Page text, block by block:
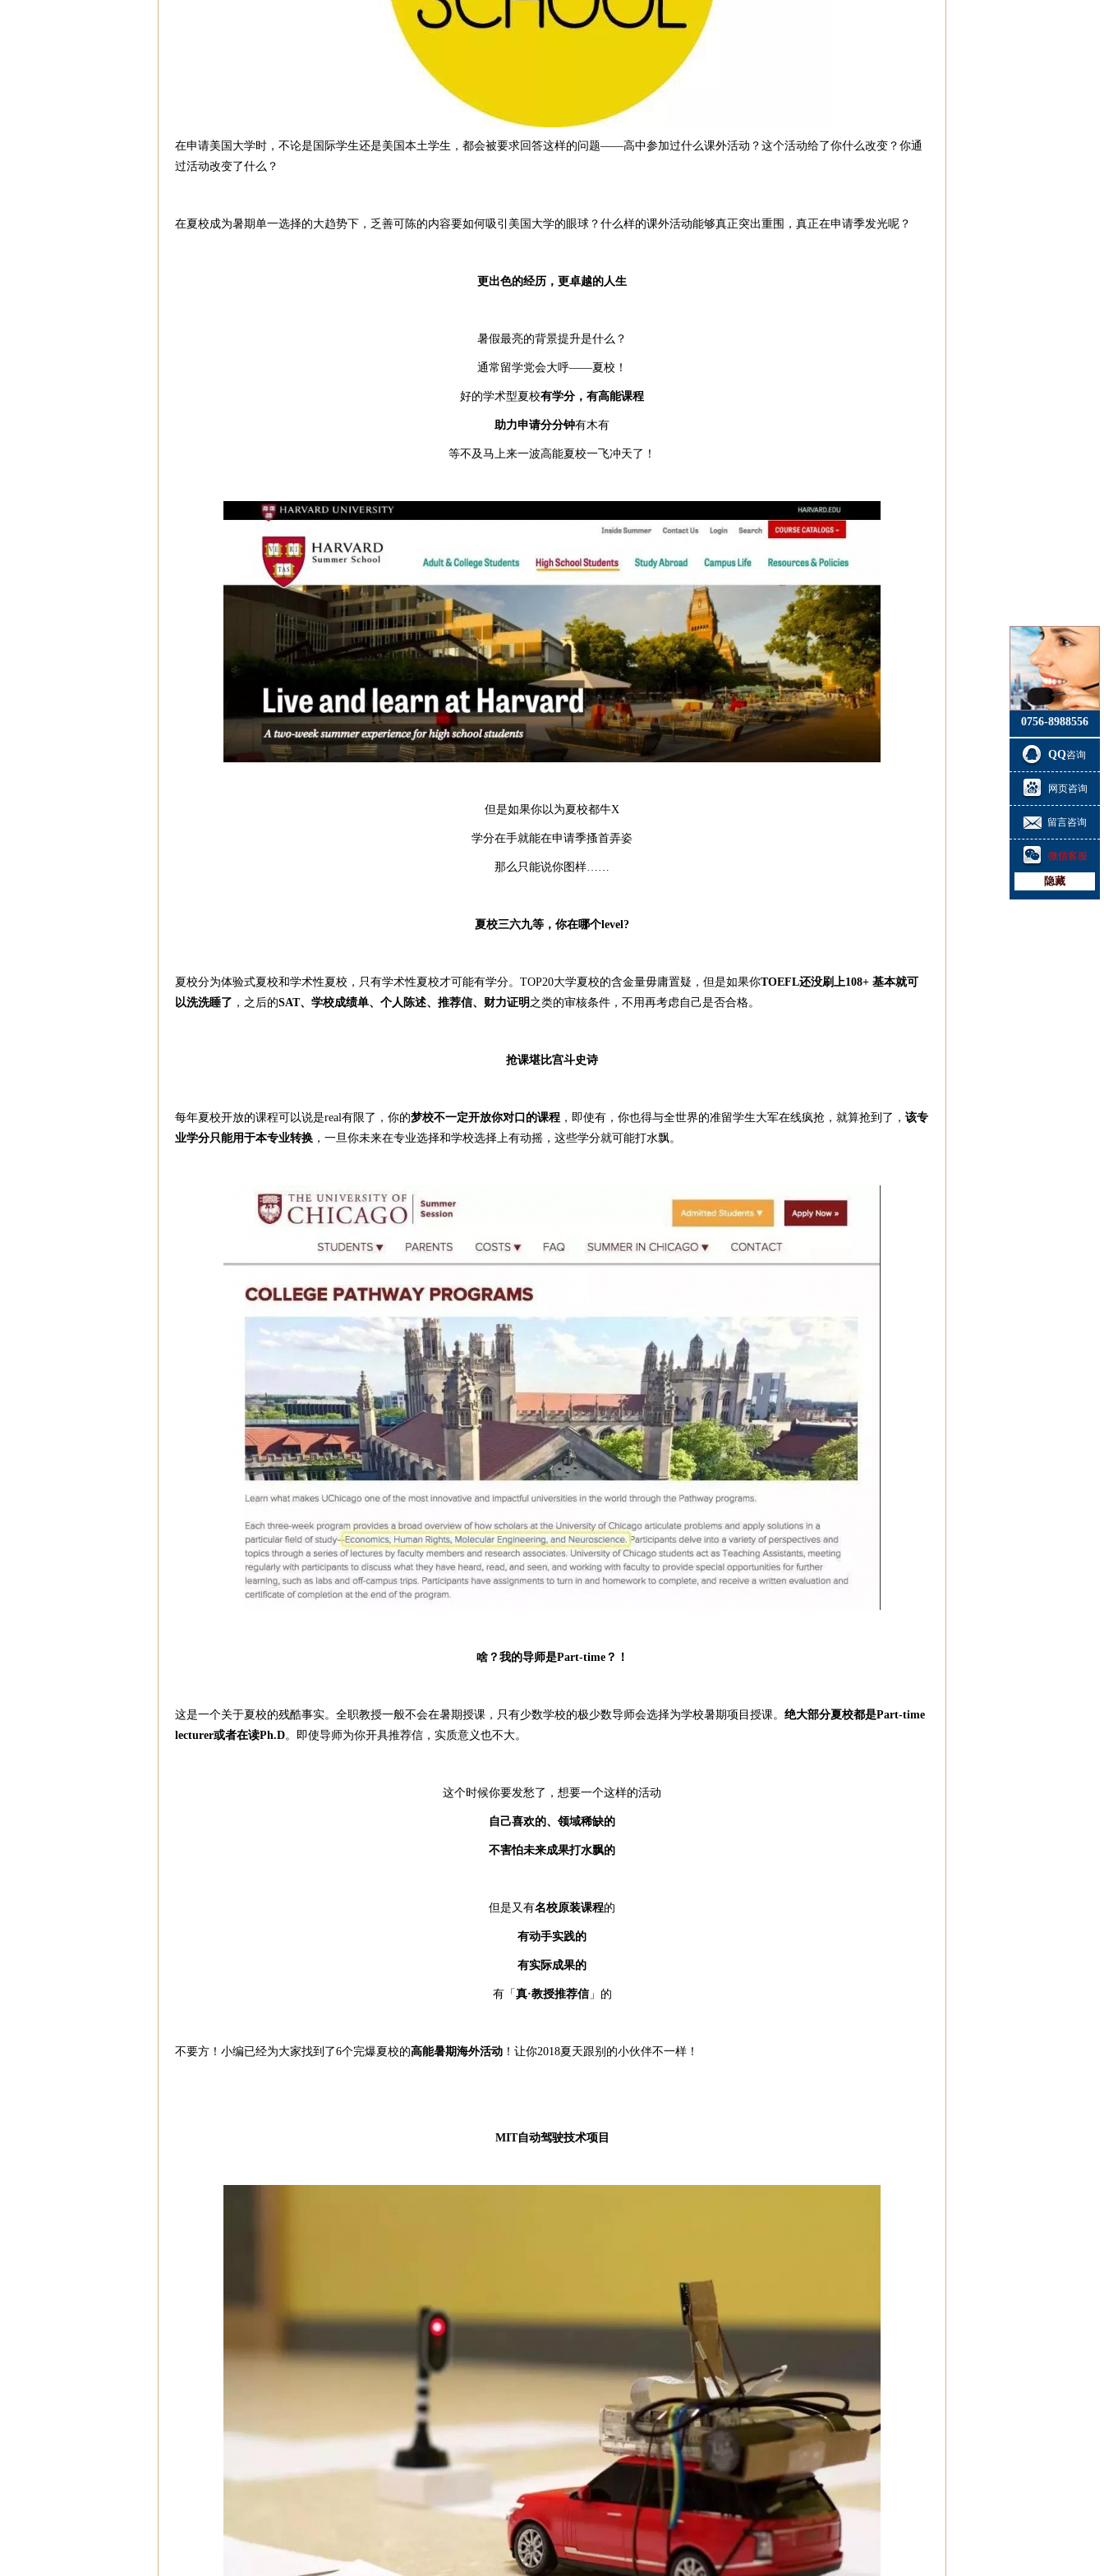
0756-8988556
QQ咨询
网页咨询
留言咨询
微信客服
隐藏
在申请美国大学时，不论是国际学生还是美国本土学生，都会被要求回答这样的问题——高中参加过什么课外活动？这个活动给了你什么改变？你通
过活动改变了什么？
在夏校成为暑期单一选择的大趋势下，乏善可陈的内容要如何吸引 美国大学的眼球？什么样的课外活动能够真正突出重围，真正在申请季发光呢？
更出色的经历，更卓越的人生
暑假最亮的背景提升是什么？
通常留学党会大呼——夏校！
好的学术型夏校有学分，有高能课程
助力申请分分钟有木有
等不及马上来一波高能夏校一飞冲天了！
但是如果你以为夏校都牛X
学分在手就能在申请季搔首弄姿
那么只能说你图样……
夏校三六九等，你在哪个level?
夏校分为体验式夏校和学术性夏校，只有学术性夏校才可能有学分。TOP20大学夏校的含金量毋庸置疑，但是如果你TOEFL还没刷上108+ 基本就可
以洗洗睡了 ，之后的SAT、学校成绩单、个人陈述、推荐信、财力证明 之类的审核条件，不用再考虑自己是否合格。
抢课堪比宫斗史诗
每年夏校开放的课程可以说是real有限了，你的梦校不一定开放你对口的课程 ，即使有，你也得与全世界的准留学生大军在线疯抢，就算抢到了， 该专
业学分只能用于本专业转换 ，一旦你未来在专业选择和学校选择上有动摇，这些学分就可能打水飘。
啥？我的导师是Part-time？！
这是一个关于夏校的残酷事实。全职教授一般不会在暑期授课，只有少数学校的极少数导师会选择为学校暑期项目授课。 绝大部分夏校都是Part-time
lecturer或者在读Ph.D。即使导师为你开具推荐信，实质意义也不大。
这个时候你要发愁了，想要一个这样的活动
自己喜欢的、领域稀缺的
不害怕未来成果打水飘的
但是又有名校原装课程的
有动手实践的
有实际成果的
有「 真·教授推荐信」的
不要方！小编已经为大家找到了6个完爆夏校的高能暑期海外活动 ！让你2018夏天跟别的小伙伴不一样！
MIT自动驾驶技术项目